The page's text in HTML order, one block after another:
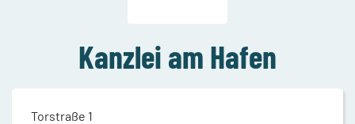
Kanzlei am Hafen
Torstraße 1